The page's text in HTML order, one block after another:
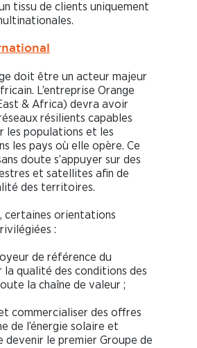
tissu de clients uniquement
doit être un acteur majeur
L’entreprise Orange
& Africa) devra avoir
résilients capables
les populations et les
les pays où elle opère. Ce
doute s’appuyer sur des
et satellites afin de
des territoires.
, certaines orientations
:
de référence du
qualité des conditions des
la chaîne de valeur ;
commercialiser des offres
de l’énergie solaire et
devenir le premier Groupe de